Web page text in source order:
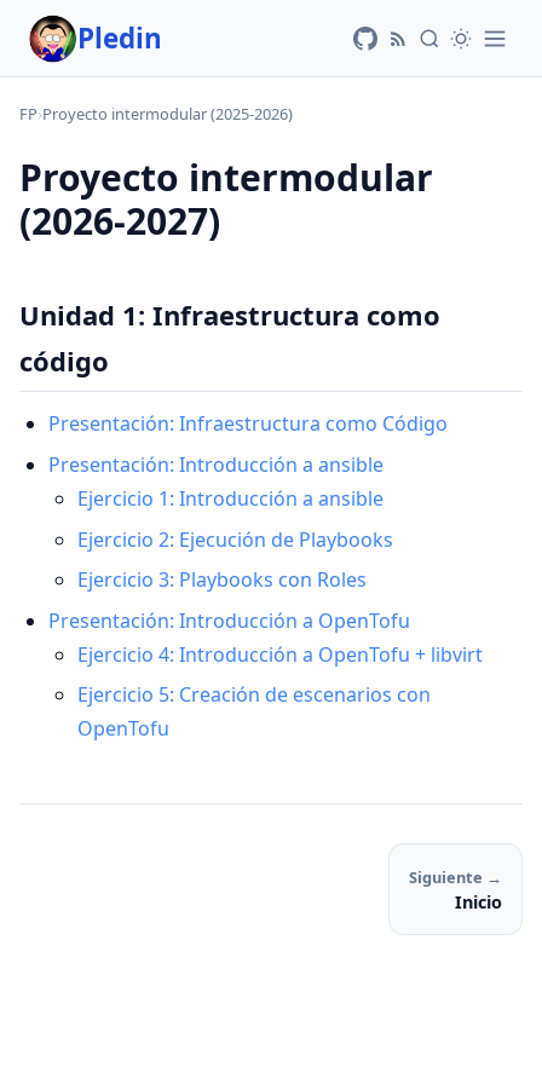
Pledin
FP›Proyecto intermodular (2025-2026)
Proyecto intermodular
(2026-2027)
Unidad 1: Infraestructura como
código
Presentación: Infraestructura como Código
Presentación: Introducción a ansible
Ejercicio 1: Introducción a ansible
Ejercicio 2: Ejecución de Playbooks
Ejercicio 3: Playbooks con Roles
Presentación: Introducción a OpenTofu
Ejercicio 4: Introducción a OpenTofu + libvirt
Ejercicio 5: Creación de escenarios con
OpenTofu
Siguiente →
Inicio